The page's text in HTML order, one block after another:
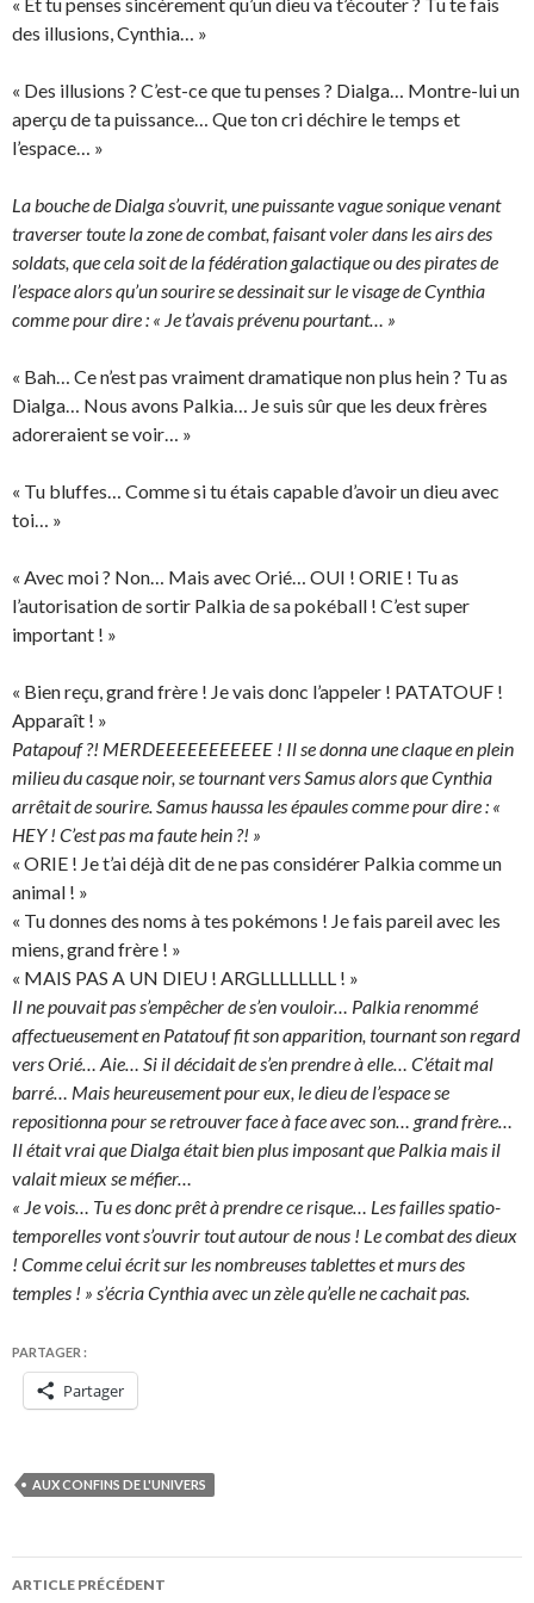
des illusions, Cynthia… »
« Des illusions ? C’est-ce que tu penses ? Dialga… Montre-lui un
aperçu de ta puissance… Que ton cri déchire le temps et
l’espace… »
La bouche de Dialga s’ouvrit, une puissante vague sonique venant
traverser toute la zone de combat, faisant voler dans les airs des
soldats, que cela soit de la fédération galactique ou des pirates de
l’espace alors qu’un sourire se dessinait sur le visage de Cynthia
comme pour dire : « Je t’avais prévenu pourtant… »
« Bah… Ce n’est pas vraiment dramatique non plus hein ? Tu as
Dialga… Nous avons Palkia… Je suis sûr que les deux frères
adoreraient se voir… »
« Tu bluffes… Comme si tu étais capable d’avoir un dieu avec
toi… »
« Avec moi ? Non… Mais avec Orié… OUI ! ORIE ! Tu as
l’autorisation de sortir Palkia de sa pokéball ! C’est super
important ! »
« Bien reçu, grand frère ! Je vais donc l’appeler ! PATATOUF !
Apparaît ! »
Patapouf ?! MERDEEEEEEEEEEE ! Il se donna une claque en plein
milieu du casque noir, se tournant vers Samus alors que Cynthia
arrêtait de sourire. Samus haussa les épaules comme pour dire : «
HEY ! C’est pas ma faute hein ?! »
« ORIE ! Je t’ai déjà dit de ne pas considérer Palkia comme un
animal ! »
« Tu donnes des noms à tes pokémons ! Je fais pareil avec les
miens, grand frère ! »
« MAIS PAS A UN DIEU ! ARGLLLLLLLL ! »
Il ne pouvait pas s’empêcher de s’en vouloir… Palkia renommé
affectueusement en Patatouf fit son apparition, tournant son regard
vers Orié… Aie… Si il décidait de s’en prendre à elle… C’était mal
barré… Mais heureusement pour eux, le dieu de l’espace se
repositionna pour se retrouver face à face avec son… grand frère…
Il était vrai que Dialga était bien plus imposant que Palkia mais il
valait mieux se méfier…
« Je vois… Tu es donc prêt à prendre ce risque… Les failles spatio-
temporelles vont s’ouvrir tout autour de nous ! Le combat des dieux
! Comme celui écrit sur les nombreuses tablettes et murs des
temples ! » s’écria Cynthia avec un zèle qu’elle ne cachait pas.
PARTAGER :
Partager
AUX CONFINS DE L'UNIVERS
Navigation
ARTICLE PRÉCÉDENT